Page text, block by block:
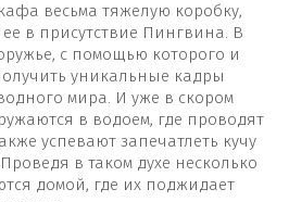
весьма тяжелую коробку,
в присутствие Пингвина. В
с помощью которого и
уникальные кадры
мира. И уже в скором
в водоем, где проводят
успевают запечатлеть кучу
в таком духе несколько
домой, где их поджидает